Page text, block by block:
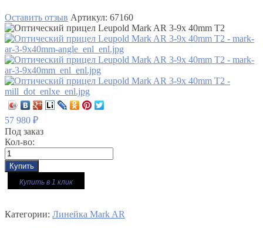
Оставить отзыв Артикул: 67160
57 980 ₽
Под заказ
Кол-во:
Купить в 1 клик
Категории: Линейка Mark AR